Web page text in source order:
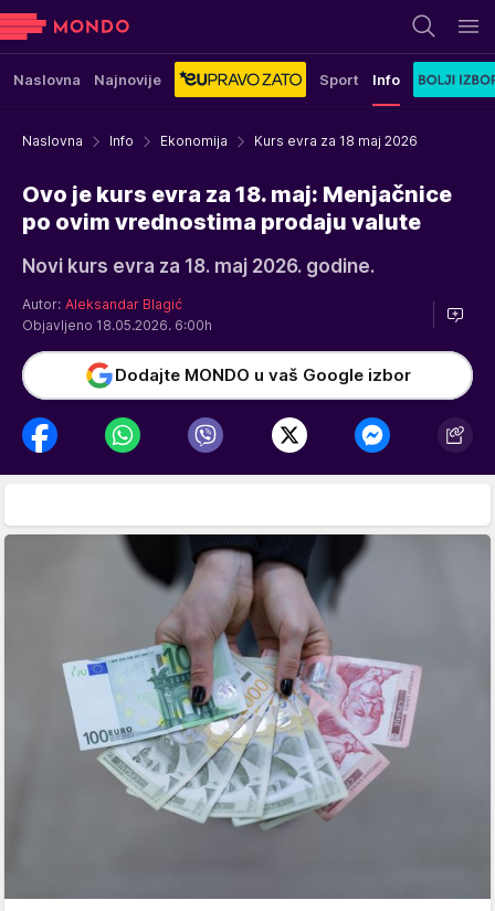
Naslovna Najnovije Sport Info
Naslovna Info Ekonomija Kurs evra za 18 maj 2026
Ovo je kurs evra za 18. maj: Menjačnice
po ovim vrednostima prodaju valute
Novi kurs evra za 18. maj 2026. godine.
Autor: Aleksandar Blagić
Objavljeno 18.05.2026. 6:00h
Dodajte MONDO u vaš Google izbor